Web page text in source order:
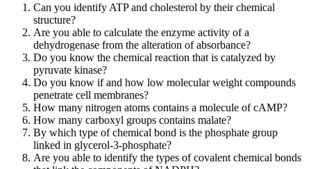
Can you identify ATP and cholesterol by their chemical
structure?
Are you able to calculate the enzyme activity of a
dehydrogenase from the alteration of absorbance?
Do you know the chemical reaction that is catalyzed by
pyruvate kinase?
Do you know if and how low molecular weight compounds
penetrate cell membranes?
How many nitrogen atoms contains a molecule of cAMP?
How many carboxyl groups contains malate?
By which type of chemical bond is the phosphate group
linked in glycerol-3-phosphate?
Are you able to identify the types of covalent chemical bonds